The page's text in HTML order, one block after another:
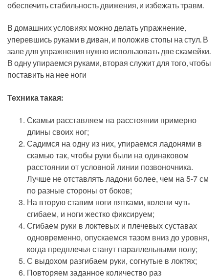
обеспечить стабильность движения, и избежать травм.
В домашних условиях можно делать упражнение,
уперевшись руками в диван, и положив стопы на стул. В
зале для упражнения нужно использовать две скамейки.
В одну упираемся руками, вторая служит для того, чтобы
поставить на нее ноги
Техника такая:
Скамьи расставляем на расстоянии примерно
длины своих ног;
Садимся на одну из них, упираемся ладонями в
скамью так, чтобы руки были на одинаковом
расстоянии от условной линии позвоночника.
Лучше не отставлять ладони более, чем на 5-7 см
по разные стороны от боков;
На вторую ставим ноги пятками, колени чуть
сгибаем, и ноги жестко фиксируем;
Сгибаем руки в локтевых и плечевых суставах
одновременно, опускаемся тазом вниз до уровня,
когда предплечья станут параллельными полу;
С выдохом разгибаем руки, согнутые в локтях;
Повторяем заданное количество раз